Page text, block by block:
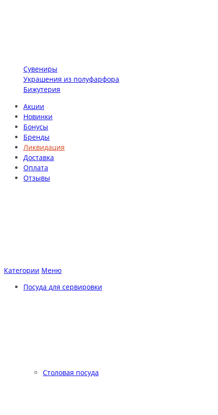
Сувениры
Украшения из полуфарфора
Бижутерия
Акции
Новинки
Бонусы
Бренды
Ликвидация
Доставка
Оплата
Отзывы
Категории Меню
Посуда для сервировки
Столовая посуда